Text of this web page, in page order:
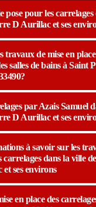
pose pour les carrelages
D Aurillac et ses
travaux de mise en
salles de bains à Saint
par Azais Samuel
D Aurillac et ses
à savoir sur les
carrelages dans la ville
ses environs
en place des